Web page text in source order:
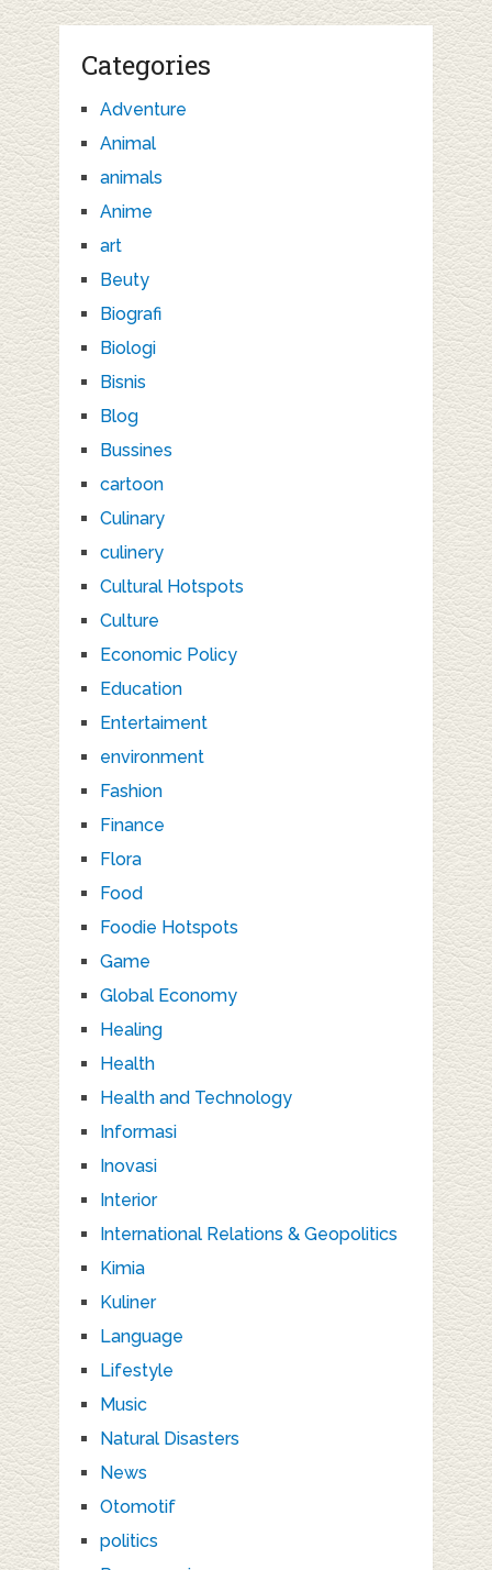
Categories
Adventure
Animal
animals
Anime
art
Beuty
Biografi
Biologi
Bisnis
Blog
Bussines
cartoon
Culinary
culinery
Cultural Hotspots
Culture
Economic Policy
Education
Entertaiment
environment
Fashion
Finance
Flora
Food
Foodie Hotspots
Game
Global Economy
Healing
Health
Health and Technology
Informasi
Inovasi
Interior
International Relations & Geopolitics
Kimia
Kuliner
Language
Lifestyle
Music
Natural Disasters
News
Otomotif
politics